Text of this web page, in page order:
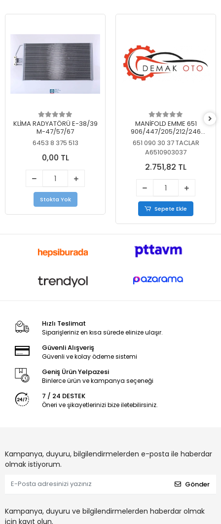
KLİMA RADYATÖRÜ E-38/39
M-47/57/67
6453 8 375 513
0,00 TL
Stokta Yok
MANİFOLD EMME 651
906/447/205/212/246
KELEBEKSİZ
651 090 30 37 TACLAR
A6510903037
2.751,82 TL
Sepete Ekle
Hızlı Teslimat
Siparişleriniz en kısa sürede elinize ulaşır.
Güvenli Alışveriş
Güvenli ve kolay ödeme sistemi
Geniş Ürün Yelpazesi
Binlerce ürün ve kampanya seçeneği
7 / 24 DESTEK
Öneri ve şikayetlerinizi bize iletebilirsiniz.
Kampanya, duyuru, bilgilendirmelerden e-posta ile haberdar
olmak istiyorum.
Gönder
Kampanya, duyuru ve bilgilendirmelerden haberdar olmak
için kayıt olun.